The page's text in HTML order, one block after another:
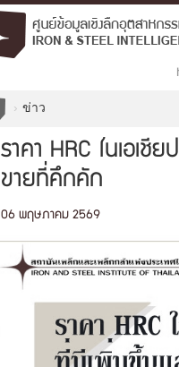
ข่าว
ราคา HRC ในเอเชี
ขายที่คึกคัก
06 พฤษภาคม 2569